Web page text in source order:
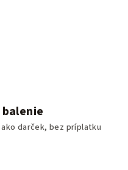
darček, bez príplatku